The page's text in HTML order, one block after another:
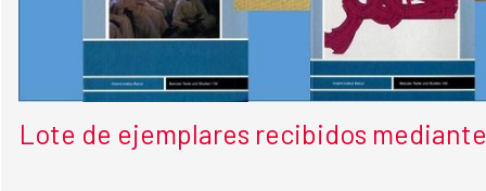
Lote de ejemplares recibidos